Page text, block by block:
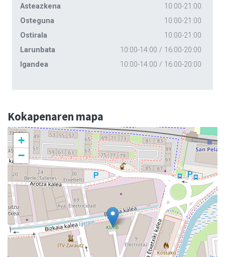
Asteazkena
10:00-21:00
Osteguna
10:00-21:00
Ostirala
10:00-21:00
Larunbata
10:00-14:00 / 16:00-20:00
Igandea
10:00-14:00 / 16:00-20:00
Kokapenaren mapa
+
−